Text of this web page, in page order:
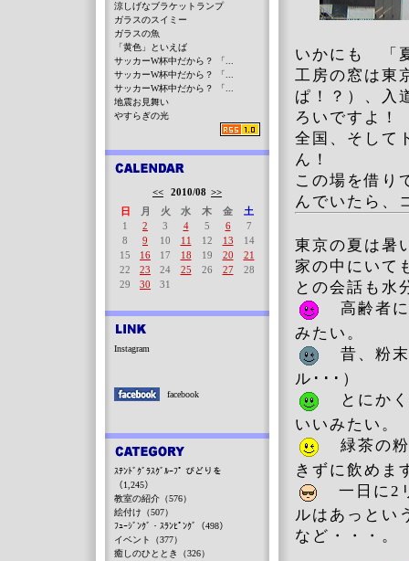
いかにも 「
工房の窓は東
ぱ！？）、入
ろいですよ
全国、そして
ん！
この場を借り
んでいたら、
東京の夏は暑
家の中にいて
との会話も水
高齢者に
みたい。
昔、粉末
ル･･･）
とにかく
いいみたい。
緑茶の粉
きずに飲めま
一日に2
ルはあっとい
など・・・
涼しげなブラケットランプ
ガラスのスイミー
ガラスの魚
「黄色」といえば
サッカーW杯中だから？ 「...
サッカーW杯中だから？ 「...
サッカーW杯中だから？ 「...
地震お見舞い
やすらぎの光
<< 2010/08 >>
日
月 火 水 木 金
土
1
2 3 4 5 6
7
8
9 10 11 12 13
14
15
16 17 18 19 20
21
22
23 24 25 26 27
28
29
30 31
Instagram
facebook
ｽﾃﾝﾄﾞｸﾞﾗｽｸﾞﾙｰﾌﾟ びどりを
（1,245）
教室の紹介（576）
絵付け（507）
ﾌｭｰｼﾞﾝｸﾞ・ｽﾗﾝﾋﾟﾝｸﾞ（498）
イベント（377）
癒しのひととき（326）